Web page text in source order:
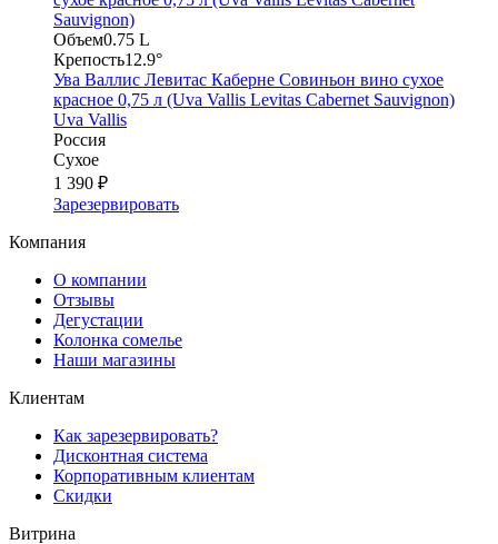
Объем0.75 L
Крепость12.9°
Ува Валлис Левитас Каберне Совиньон вино сухое
красное 0,75 л (Uva Vallis Levitas Cabernet Sauvignon)
Uva Vallis
Россия
Сухое
1 390 ₽
Зарезервировать
Компания
О компании
Отзывы
Дегустации
Колонка сомелье
Наши магазины
Клиентам
Как зарезервировать?
Дисконтная система
Корпоративным клиентам
Скидки
Витрина